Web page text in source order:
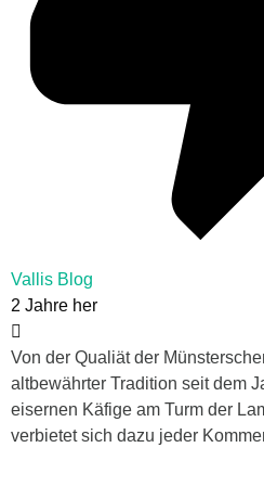
Vallis Blog
2 Jahre her
Von der Qualiät der
altbewährter Tradition seit dem
eisernen Käfige am Turm der
verbietet sich dazu jeder